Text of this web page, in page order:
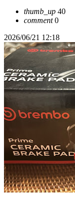
thumb_up 40
comment0
2026/06/21 12:18